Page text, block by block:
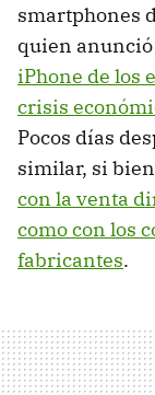
smartphones
quien anunció
iPhone de los
crisis
Pocos días
similar, si bien
con la venta
como con los
fabricantes.